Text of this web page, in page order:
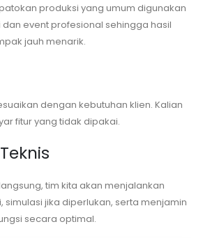
produksi yang umum digunakan
event profesional sehingga hasil
jauh menarik.
dengan kebutuhan klien. Kalian
fitur yang tidak dipakai.
tim kita akan menjalankan
simulasi jika diperlukan, serta menjamin
secara optimal.